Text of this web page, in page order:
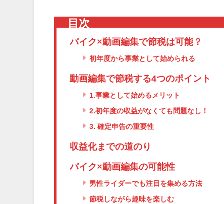
目次
バイク×動画編集で節税は可能？
初年度から事業として始められる
動画編集で節税する4つのポイント
1.事業として始めるメリット
2.初年度の収益がなくても問題なし！
3. 確定申告の重要性
収益化までの道のり
バイク×動画編集の可能性
男性ライダーでも注目を集める方法
節税しながら趣味を楽しむ